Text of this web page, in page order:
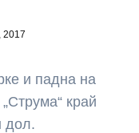
2017
и падна на
край
дол.